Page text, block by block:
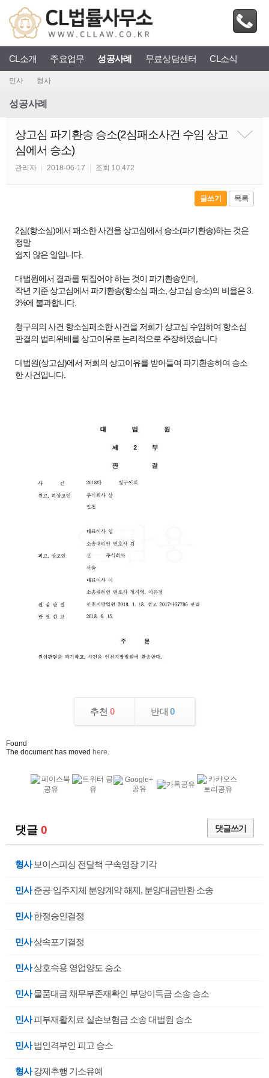
CL소개 주요업무 성공사례 무료상담센터 CL소식
민사 형사
성공사례
상고심 파기환송 승소(2심패소사건 수임 상고
심에서 승소)
관리자 | 2018-06-17 | 조회 10,472
글쓰기 목록
2심(항소심)에서 패소한 사건을 상고심에서 승소(파기환송)하는 것은
정말
쉽지 않은 일입니다.
대법원에서 결과를 뒤집어야 하는 것이 파기환송인데,
작년 기준 상고심에서 파기환송(항소심 패소, 상고심 승소)의 비율은 3.
3%에 불과합니다.
청구의의 사건 항소심패소한 사건을 저희가 상고심 수임하여 항소심
판결의 법리위배를 상고이유로 논리적으로 주장하였습니다
대법원(상고심)에서 저희의 상고이유를 받아들여 파기환송하여 승소
한 사건입니다.
추천 0 반대 0
Found
The document has moved here.
댓글 0 댓글쓰기
형사 보이스피싱 전달책 구속영장 기각
민사 준공·입주지체 분양계약 해제, 분양대금반환 소송
민사 한정승인결정
민사상속포기결정
민사상호속용 영업양도 승소
민사 물품대금 채무부존재확인 부당이득금 소송 승소
민사 피부재활치료 실손보험금 소송 대법원 승소
민사 법인격부인 피고 승소
형사 강제추행 기소유예